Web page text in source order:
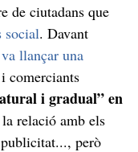
de ciutadans que
social. Davant
llançar una
comerciants
i gradual” en
relació amb els
però